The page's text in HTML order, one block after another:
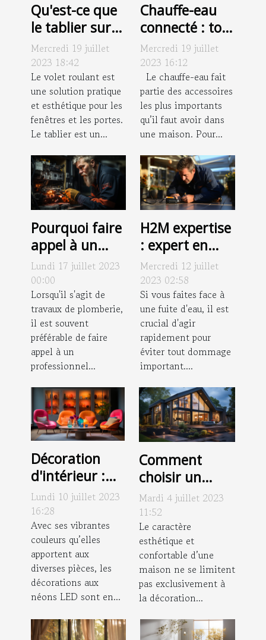
Qu'est-ce que
le tablier sur
un volet
roulant ?
Mercredi 19 juillet
2023 18:42
Le volet roulant est
une solution pratique
et esthétique pour les
fenêtres et les portes.
Le tablier est un...
Chauffe-eau
connecté : tout
ce que vous
devez savoir
Mercredi 19 juillet
2023 16:12
Le chauffe-eau fait
partie des accessoires
les plus importants
qu’il faut avoir dans
une maison. Pour...
Pourquoi faire
appel à un
professionnel
pour vos
travaux de
plomberie ?
Lundi 17 juillet 2023
00:00
Lorsqu'il s'agit de
travaux de plomberie,
il est souvent
préférable de faire
appel à un
professionnel...
H2M expertise
: expert en
recherche de
fuite à
Montpellier
Mercredi 12 juillet
2023 02:58
Si vous faites face à
une fuite d'eau, il est
crucial d'agir
rapidement pour
éviter tout dommage
important....
Décoration
d'intérieur :
pourquoi
opter pour un
Néon déco ?
Lundi 10 juillet 2023
16:28
Avec ses vibrantes
couleurs qu’elles
apportent aux
diverses pièces, les
décorations aux
néons LED sont en...
Comment
choisir un
façadier
professionnel ?
Mardi 4 juillet 2023
11:52
Le caractère
esthétique et
confortable d’une
maison ne se limitent
pas exclusivement à
la décoration...